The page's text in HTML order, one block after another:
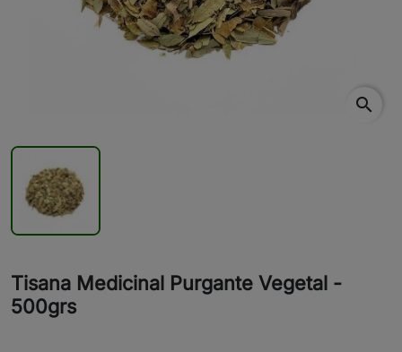
search
Tisana Medicinal Purgante Vegetal -
500grs